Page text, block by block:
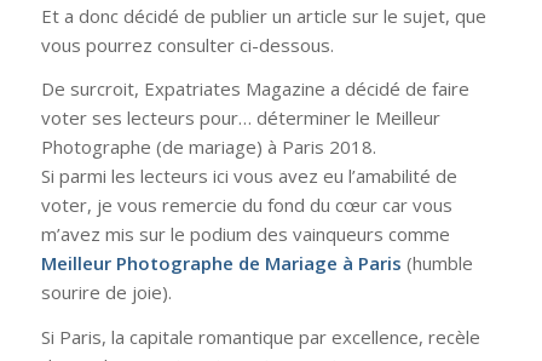
Et a donc décidé de publier un article sur le sujet, que
vous pourrez consulter ci-dessous.
De surcroit, Expatriates Magazine a décidé de faire
voter ses lecteurs pour… déterminer le Meilleur
Photographe (de mariage) à Paris 2018.
Si parmi les lecteurs ici vous avez eu l’amabilité de
voter, je vous remercie du fond du cœur car vous
m’avez mis sur le podium des vainqueurs comme
Meilleur Photographe de Mariage à Paris (humble
sourire de joie).
Si Paris, la capitale romantique par excellence, recèle